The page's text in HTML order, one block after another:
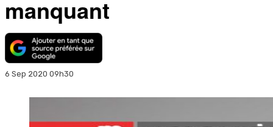
manquant
6 Sep 2020 09h30